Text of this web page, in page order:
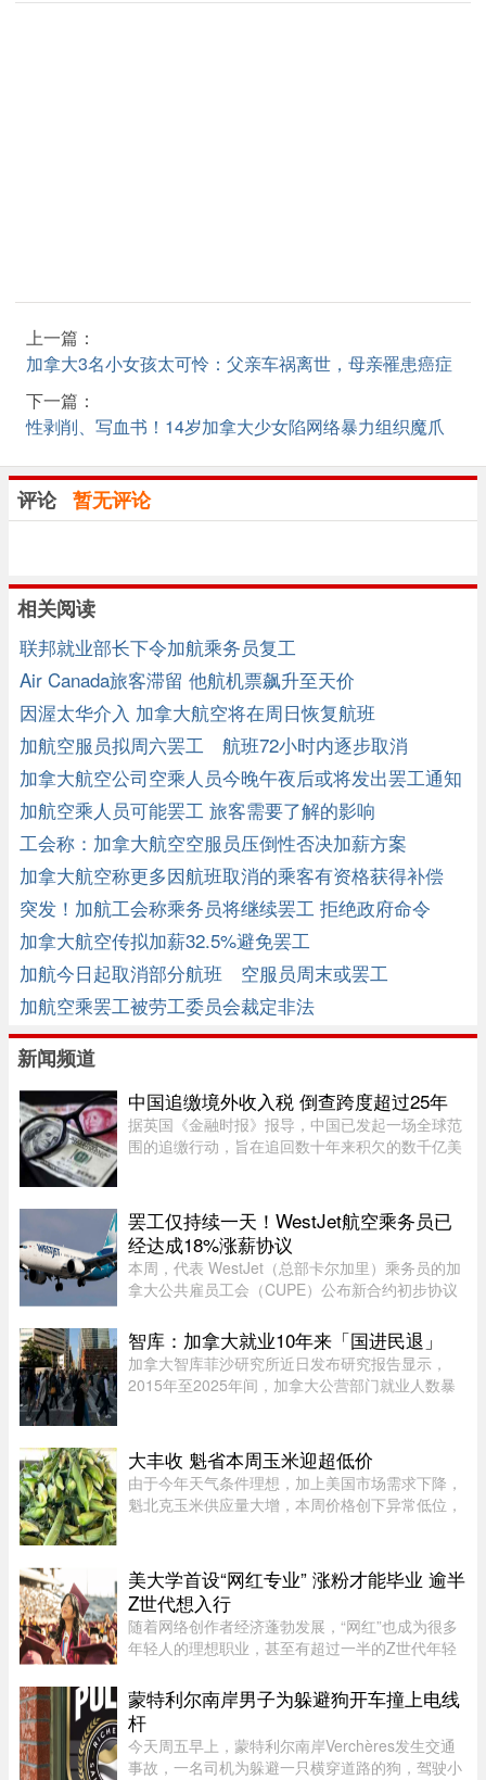
上一篇：
加拿大3名小女孩太可怜：父亲车祸离世，母亲罹患癌症
下一篇：
性剥削、写血书！14岁加拿大少女陷网络暴力组织魔爪
评论 暂无评论
相关阅读
联邦就业部长下令加航乘务员复工
Air Canada旅客滞留 他航机票飙升至天价
因渥太华介入 加拿大航空将在周日恢复航班
加航空服员拟周六罢工 航班72小时内逐步取消
加拿大航空公司空乘人员今晚午夜后或将发出罢工通知
加航空乘人员可能罢工 旅客需要了解的影响
工会称：加拿大航空空服员压倒性否决加薪方案
加拿大航空称更多因航班取消的乘客有资格获得补偿
突发！加航工会称乘务员将继续罢工 拒绝政府命令
加拿大航空传拟加薪32.5%避免罢工
加航今日起取消部分航班 空服员周末或罢工
加航空乘罢工被劳工委员会裁定非法
新闻频道
中国追缴境外收入税 倒查跨度超过25年
据英国《金融时报》报导，中国已发起一场全球范
围的追缴行动，旨在追回数十年来积欠的数千亿美
资本利得及投资的审查—— ...
罢工仅持续一天！WestJet航空乘务员已
经达成18%涨薪协议
本周，代表 WestJet（总部卡尔加里）乘务员的加
拿大公共雇员工会（CUPE）公布新合约初步协议
时段津贴"，地面工作也获补偿；休息时间增加；
餐食和制服津贴上调；其他一系 ...
智库：加拿大就业10年来「国进民退」
加拿大智库菲沙研究所近日发布研究报告显示，
2015年至2025年间，加拿大公营部门就业人数暴
在大西洋省份，恐将削弱国家的 ...
大丰收 魁省本周玉米迎超低价
由于今年天气条件理想，加上美国市场需求下降，
魁北克玉米供应量大增，本周价格创下异常低位，
人David Côté表示， ...
美大学首设“网红专业” 涨粉才能毕业 逾半
Z世代想入行
随着网络创作者经济蓬勃发展，“网红”也成为很多
年轻人的理想职业，甚至有超过一半的Z世代年轻
学位，教学生如何创造具有更强影响力的内容并完
成变现。这就是美国亚利 ...
蒙特利尔南岸男子为躲避狗开车撞上电线
杆
今天周五早上，蒙特利尔南岸Verchères发生交通
事故，一名司机为躲避一只横穿道路的狗，驾驶小